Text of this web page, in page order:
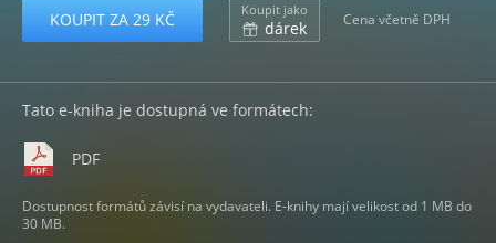
KOUPIT ZA 29 KČ Koupit jako
dárek Cena včetně DPH
Tato e-kniha je dostupná ve formátech:
PDF
Dostupnost formátů závisí na vydavateli. E-knihy mají velikost od 1 MB do
30 MB.